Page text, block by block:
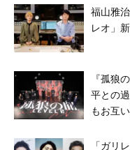
福山雅
レオ」
『孤狼
平との
もお互
「ガリ